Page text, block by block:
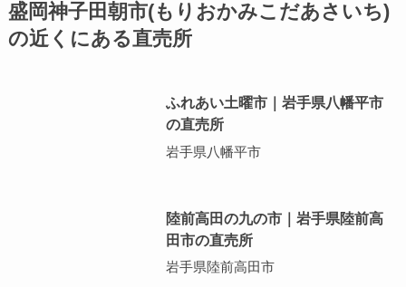
盛岡神子田朝市(もりおかみこだあさいち)
の近くにある直売所
ふれあい土曜市｜岩手県八幡平市
の直売所
岩手県八幡平市
陸前高田の九の市｜岩手県陸前高
田市の直売所
岩手県陸前高田市